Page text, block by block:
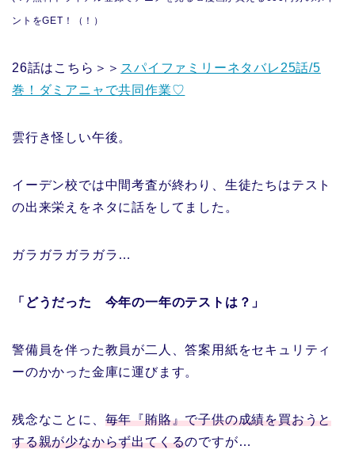
ントをGET！（！）
26話はこちら＞＞ スパイファミリーネタバレ25話/5
巻！ダミアニャで共同作業♡
雲行き怪しい午後。
イーデン校では中間考査が終わり、生徒たちはテスト
の出来栄えをネタに話をしてました。
ガラガラガラガラ…
「どうだった 今年の一年のテストは？」
警備員を伴った教員が二人、答案用紙をセキュリティ
ーのかかった金庫に運びます。
残念なことに、 毎年『賄賂』で子供の成績を買おうと
する親が少なからず出てくるのですが…